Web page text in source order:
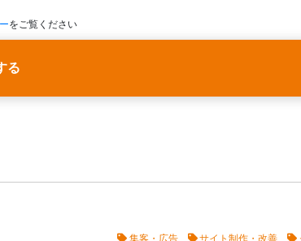
をご覧ください
る
集客・広告 サイト制作・改善